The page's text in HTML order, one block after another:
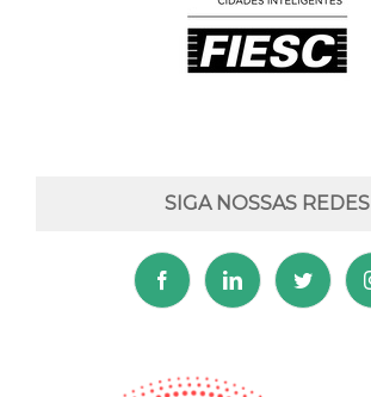
SIGA NOSSAS REDES